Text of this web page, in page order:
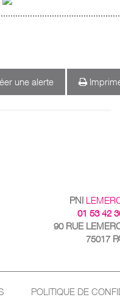
une alerte
PNI
01 53 42
90 RUE
75017
POLITIQUE DE